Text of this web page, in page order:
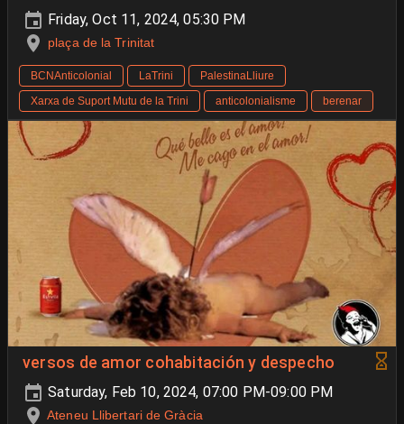
Friday, Oct 11, 2024, 05:30 PM
plaça de la Trinitat
BCNAnticolonial LaTrini
PalestinaLliure
Xarxa de Suport Mutu de la Trini
anticolonialisme berenar
versos de amor cohabitación y despecho
Saturday, Feb 10, 2024, 07:00 PM-09:00 PM
Ateneu Llibertari de Gràcia